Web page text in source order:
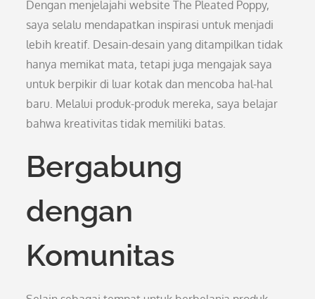
Dengan menjelajahi website The Pleated Poppy,
saya selalu mendapatkan inspirasi untuk menjadi
lebih kreatif. Desain-desain yang ditampilkan tidak
hanya memikat mata, tetapi juga mengajak saya
untuk berpikir di luar kotak dan mencoba hal-hal
baru. Melalui produk-produk mereka, saya belajar
bahwa kreativitas tidak memiliki batas.
Bergabung
dengan
Komunitas